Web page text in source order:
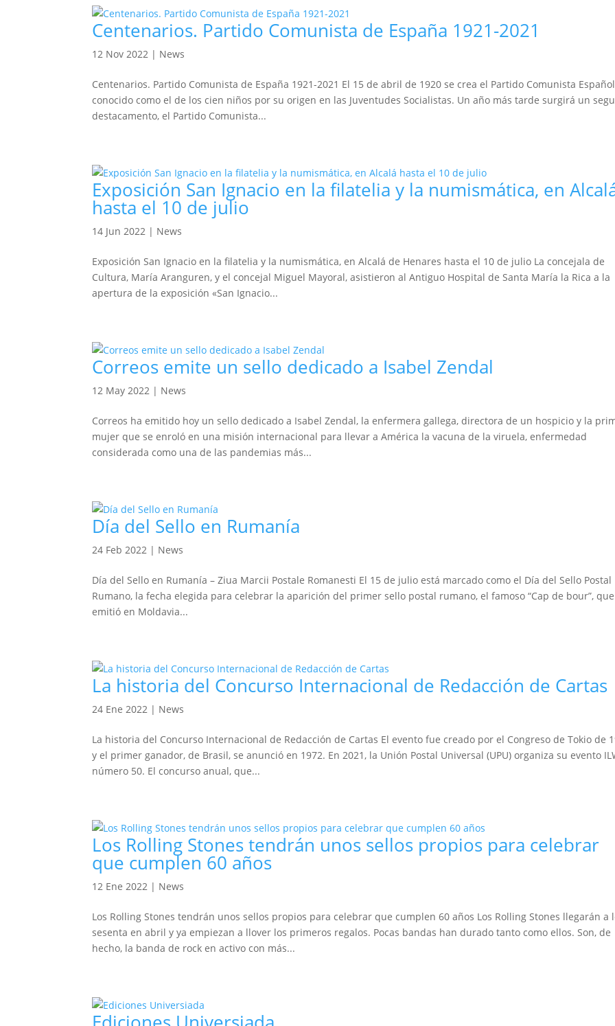
Centenarios. Partido Comunista de España 1921-2021
12 Nov 2022 | News
Centenarios. Partido Comunista de España 1921-2021 El 15 de abril de 1920 se crea el Partido Comunista
conocido como el de los cien niños por su origen en las Juventudes Socialistas. Un año más tarde surgirá un
destacamento, el Partido Comunista...
Exposición San Ignacio en la filatelia y la numismática, en
hasta el 10 de julio
14 Jun 2022 | News
Exposición San Ignacio en la filatelia y la numismática, en Alcalá de Henares hasta el 10 de julio La concejala de
Cultura, María Aranguren, y el concejal Miguel Mayoral, asistieron al Antiguo Hospital de Santa María la Rica a la
apertura de la exposición «San Ignacio...
Correos emite un sello dedicado a Isabel Zendal
12 May 2022 | News
Correos ha emitido hoy un sello dedicado a Isabel Zendal, la enfermera gallega, directora de un hospicio y la
mujer que se enroló en una misión internacional para llevar a América la vacuna de la viruela, enfermedad
considerada como una de las pandemias más...
Día del Sello en Rumanía
24 Feb 2022 | News
Día del Sello en Rumanía – Ziua Marcii Postale Romanesti El 15 de julio está marcado como el Día del Sello Postal
Rumano, la fecha elegida para celebrar la aparición del primer sello postal rumano, el famoso “Cap de bour”,
emitió en Moldavia...
La historia del Concurso Internacional de Redacción de Cartas
24 Ene 2022 | News
La historia del Concurso Internacional de Redacción de Cartas El evento fue creado por el Congreso de Tokio de
y el primer ganador, de Brasil, se anunció en 1972. En 2021, la Unión Postal Universal (UPU) organiza su evento
número 50. El concurso anual, que...
Los Rolling Stones tendrán unos sellos propios para celebrar
que cumplen 60 años
12 Ene 2022 | News
Los Rolling Stones tendrán unos sellos propios para celebrar que cumplen 60 años Los Rolling Stones llegarán a
sesenta en abril y ya empiezan a llover los primeros regalos. Pocas bandas han durado tanto como ellos. Son, de
hecho, la banda de rock en activo con más...